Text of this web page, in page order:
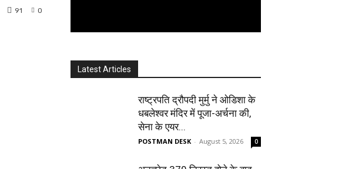
0
91
Latest Articles
राष्ट्रपति द्रौपदी मुर्मु ने ओडिशा के
धबलेश्वर मंदिर में पूजा-अर्चना की,
सेना के एयर...
POSTMAN DESK - August 5, 2026 0